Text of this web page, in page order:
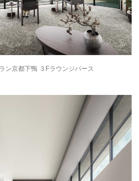
ン京都下鴨 ３Fラウンジパース